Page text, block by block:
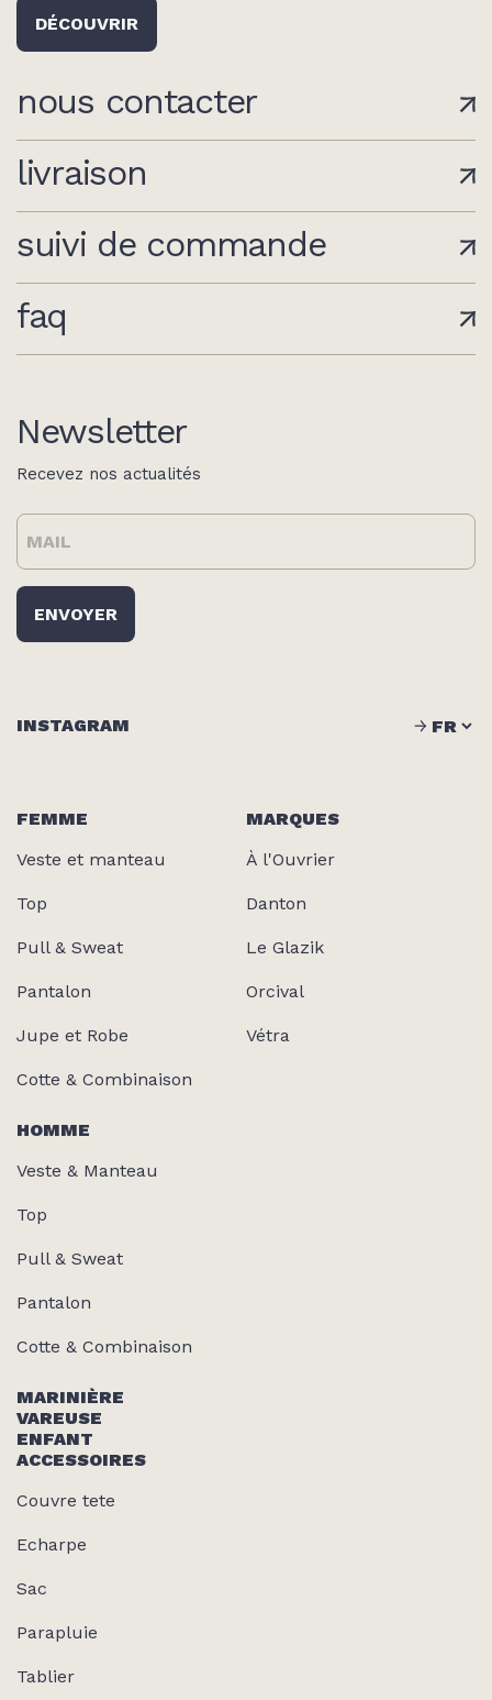
DÉCOUVRIR
nous contacter
livraison
suivi de commande
faq
Newsletter
Recevez nos actualités
FEMME
Veste et manteau
Top
Pull & Sweat
Pantalon
Jupe et Robe
Cotte & Combinaison
HOMME
Veste & Manteau
Top
Pull & Sweat
Pantalon
Cotte & Combinaison
MARINIÈRE
VAREUSE
ENFANT
ACCESSOIRES
Couvre tete
Echarpe
Sac
Parapluie
Tablier
MARQUES
À l'Ouvrier
Danton
Le Glazik
Orcival
Vétra
INSTAGRAM